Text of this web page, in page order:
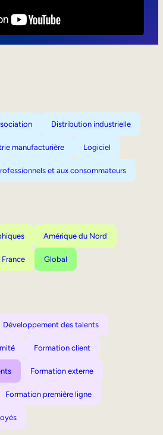
Distribution industrielle
manufacturière Logiciel
et aux consommateurs
Amérique du Nord
France Global
Développement des talents
Formation client
Formation externe
Formation première ligne